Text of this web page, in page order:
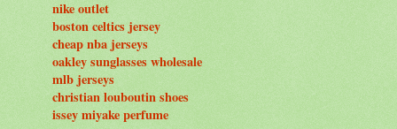
nike outlet
boston celtics jersey
cheap nba jerseys
oakley sunglasses wholesale
mlb jerseys
christian louboutin shoes
issey miyake perfume